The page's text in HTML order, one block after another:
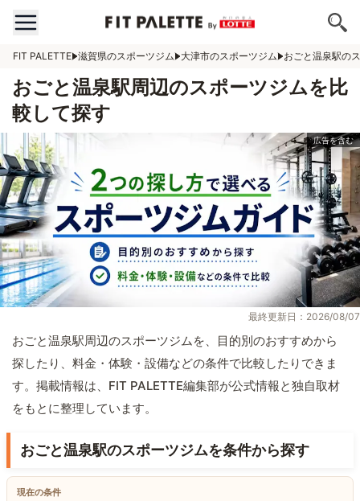
FIT PALETTE 滋賀県のスポーツジム 大津市のスポーツジム おごと温泉駅の
おごと温泉駅周辺のスポーツジムを比
較して探す
最終更新日：2026/08/07
おごと温泉駅周辺のスポーツジムを、目的別のおすすめから
探したり、料金・体験・設備などの条件で比較したりできま
す。掲載情報は、FIT PALETTE編集部が公式情報と独自取材
をもとに整理しています。
おごと温泉駅のスポーツジムを条件から探す
現在の条件